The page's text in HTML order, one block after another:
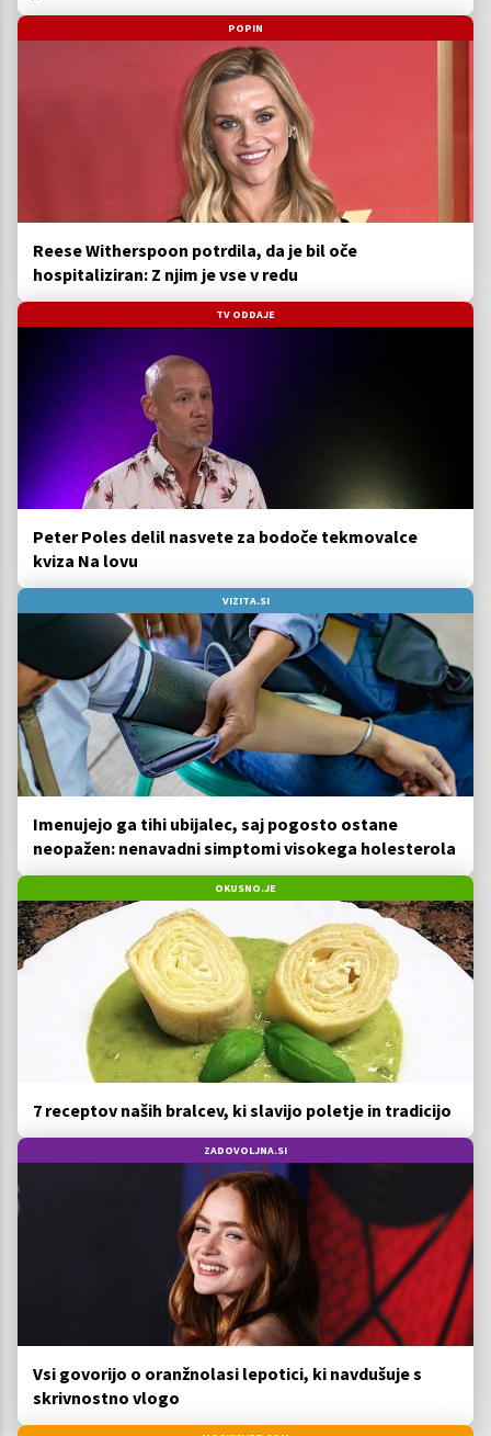
POPIN
Reese Witherspoon potrdila, da je bil oče
hospitaliziran: Z njim je vse v redu
TV ODDAJE
Peter Poles delil nasvete za bodoče tekmovalce
kviza Na lovu
VIZITA.SI
Imenujejo ga tihi ubijalec, saj pogosto ostane
neopažen: nenavadni simptomi visokega holesterola
OKUSNO.JE
7 receptov naših bralcev, ki slavijo poletje in tradicijo
ZADOVOLJNA.SI
Vsi govorijo o oranžnolasi lepotici, ki navdušuje s
skrivnostno vlogo